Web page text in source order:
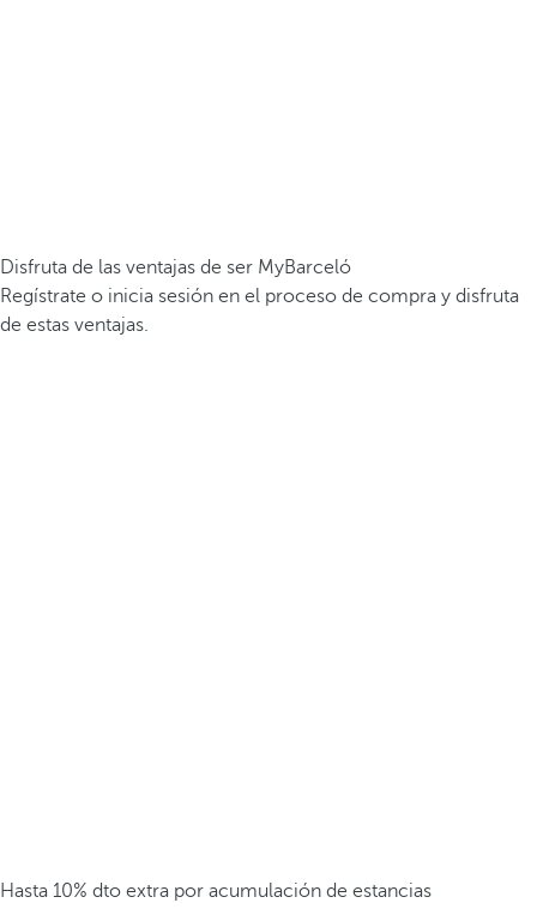
Disfruta de las ventajas de ser MyBarceló
Regístrate o inicia sesión en el proceso de compra y disfruta
de estas ventajas.
Hasta 10% dto extra por acumulación de estancias